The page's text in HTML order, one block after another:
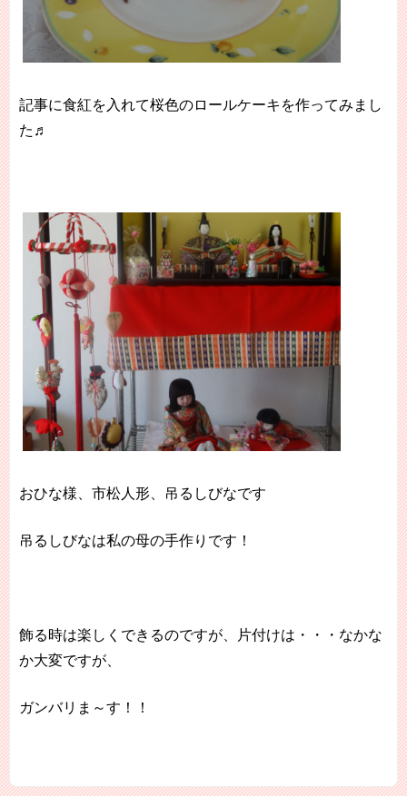
記事に食紅を入れて桜色のロールケーキを作ってみまし
た♬
おひな様、市松人形、吊るしびなです
吊るしびなは私の母の手作りです！
飾る時は楽しくできるのですが、片付けは・・・なかな
か大変ですが、
ガンバリま～す！！